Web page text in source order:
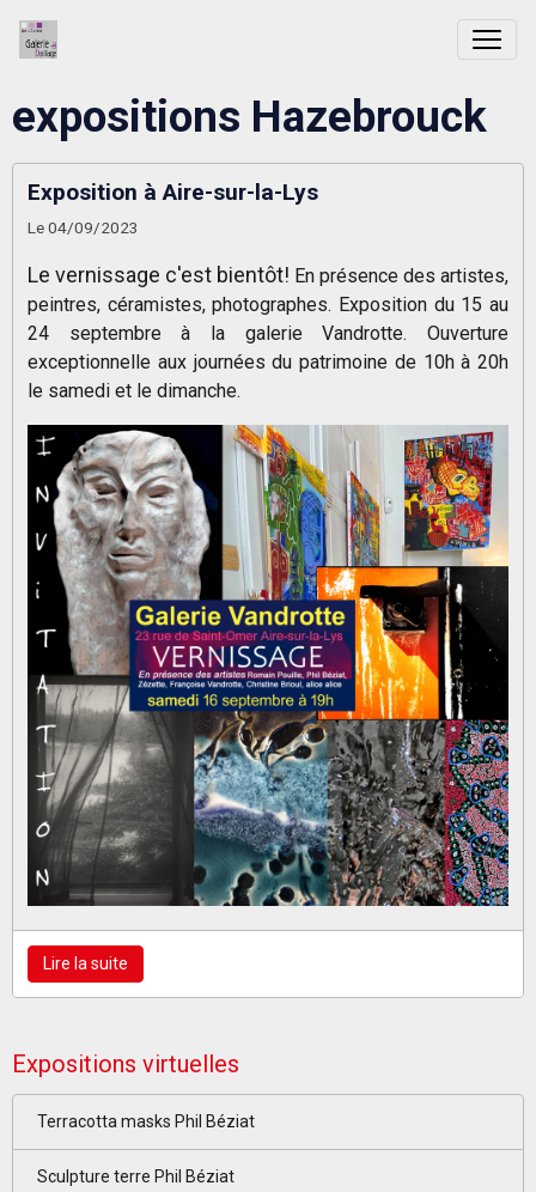
expositions Hazebrouck
Exposition à Aire-sur-la-Lys
Le 04/09/2023
Le vernissage c'est bientôt! En présence des artistes,
peintres, céramistes, photographes. Exposition du 15 au
24 septembre à la galerie Vandrotte. Ouverture
exceptionnelle aux journées du patrimoine de 10h à 20h
le samedi et le dimanche.
Lire la suite
Expositions virtuelles
Terracotta masks Phil Béziat
Sculpture terre Phil Béziat